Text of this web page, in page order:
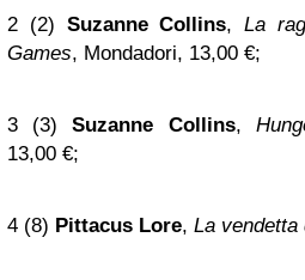
2 (2) Suzanne Collins, La
Games, Mondadori, 13,00 €;
3 (3)Suzanne Collins,
13,00 €;
4 (8) Pittacus Lore, La vendetta